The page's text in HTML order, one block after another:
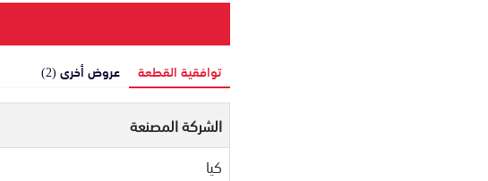
توافقية القطعة عروض أخرى (2)
الشركة المصنعة
كيا